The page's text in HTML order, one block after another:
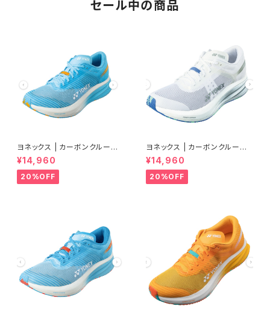
セール中の商品
ヨネックス | カーボンクルーズ
エアラス | セルリアンブルー |
Women
¥14,960
20%OFF
ヨネックス | カーボンクルーズ
エアラス | クールホワイト | Wo
men
¥14,960
20%OFF